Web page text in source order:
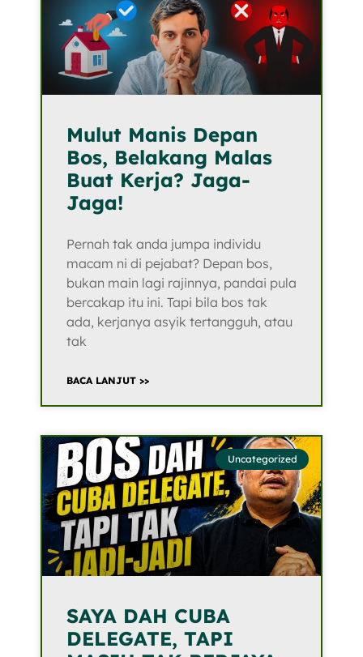
Mulut Manis Depan
Bos, Belakang Malas
Buat Kerja? Jaga-
Jaga!
Pernah tak anda jumpa individu
macam ni di pejabat? Depan bos,
bukan main lagi rajinnya, pandai pula
bercakap itu ini. Tapi bila bos tak
ada, kerjanya asyik tertangguh, atau
tak
BACA LANJUT >>
Uncategorized
SAYA DAH CUBA
DELEGATE, TAPI